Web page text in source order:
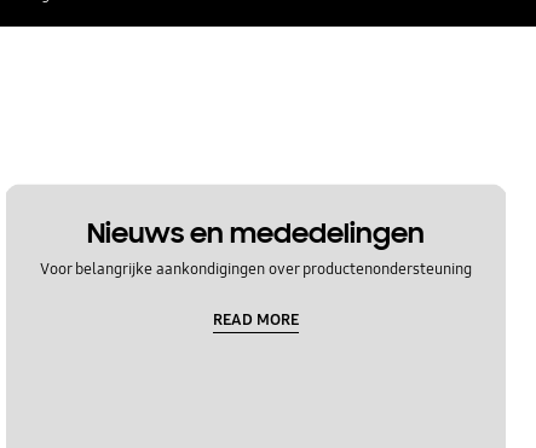
Nieuws en mededelingen
Voor belangrijke aankondigingen over productenondersteuning
READ MORE